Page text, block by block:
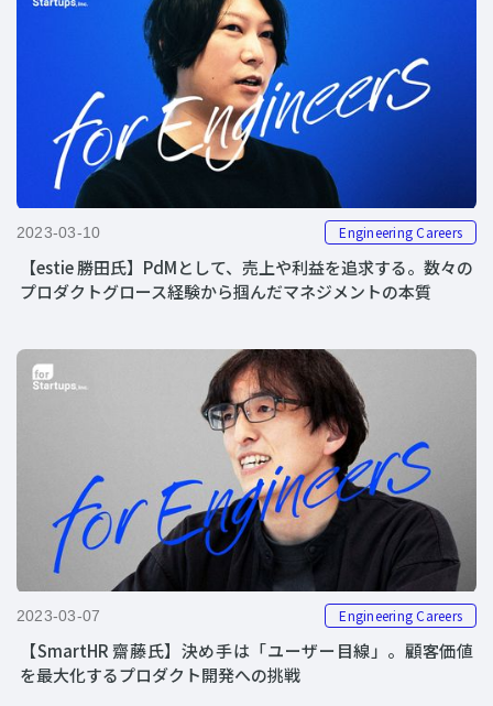
2023-03-10 Engineering Careers
【estie 勝田氏】PdMとして、売上や利益を追求する。数々の
プロダクトグロース経験から掴んだマネジメントの本質
2023-03-07 Engineering Careers
【SmartHR 齋藤氏】決め手は「ユーザー目線」。顧客価値
を最大化するプロダクト開発への挑戦